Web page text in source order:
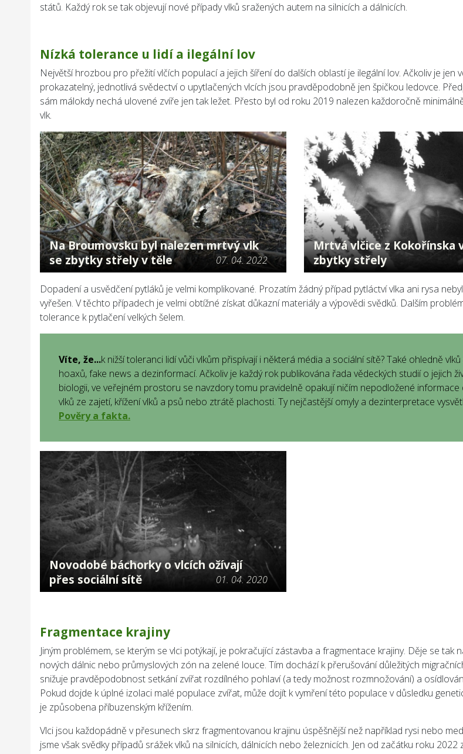
států. Každý rok se tak objevují nové případy vlků sražených autem na silnicích a dálnicích.
Nízká tolerance u lidí a ilegální lov
Největší hrozbou pro přežití vlčích populací a jejich šíření do dalších oblastí je ilegální lov. Ačkoliv je jen
prokazatelný, jednotlivá svědectví o upytlačených vlcích jsou pravděpodobně jen špičkou ledovce.
sám málokdy nechá ulovené zvíře jen tak ležet. Přesto byl od roku 2019 nalezen každoročně
vlk.
Na Broumovsku byl nalezen mrtvý vlk
se zbytky střely v těle
07. 04. 2022
Mrtvá vlčice z Kokořínska
zbytky střely
Dopadení a usvědčení pytláků je velmi komplikované. Prozatím žádný případ pytláctví vlka ani rysa
vyřešen. V těchto případech je velmi obtížné získat důkazní materiály a výpovědi svědků. Dalším
tolerance k pytlačení velkých šelem.
Víte, že...k nižší toleranci lidí vůči vlkům přispívají i některá média a sociální sítě? Také ohledně
hoaxů, fake news a dezinformací. Ačkoliv je každý rok publikována řada vědeckých studií o jejich
biologii, ve veřejném prostoru se navzdory tomu pravidelně opakují ničím nepodložené informace
vlků ze zajetí, křížení vlků a psů nebo ztrátě plachosti. Ty nejčastější omyly a dezinterpretace
Pověry a fakta.
Novodobé báchorky o vlcích ožívají
přes sociální sítě
01. 04. 2020
Fragmentace krajiny
Jiným problémem, se kterým se vlci potýkají, je pokračující zástavba a fragmentace krajiny. Děje se tak
nových dálnic nebo průmyslových zón na zelené louce. Tím dochází k přerušování důležitých
snižuje pravděpodobnost setkání zvířat rozdílného pohlaví (a tedy možnost rozmnožování) a
Pokud dojde k úplné izolaci malé populace zvířat, může dojít k vymření této populace v důsledku
je způsobena příbuzenským křížením.
Vlci jsou každopádně v přesunech skrz fragmentovanou krajinu úspěšnější než například rysi nebo
jsme však svědky případů srážek vlků na silnicích, dálnicích nebo železnicích. Jen od začátku roku 2022